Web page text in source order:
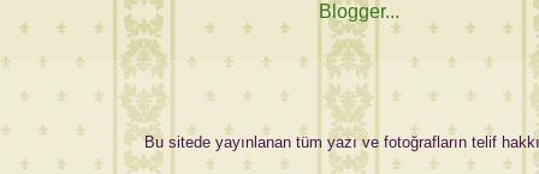
Bu sitede yayınlanan tüm yazı ve fotoğrafların telif